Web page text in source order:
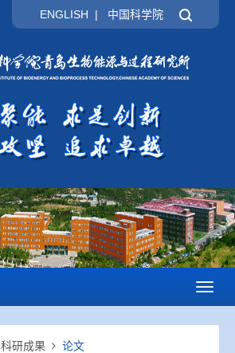
ENGLISH | 中国科学院
科研成果 论文